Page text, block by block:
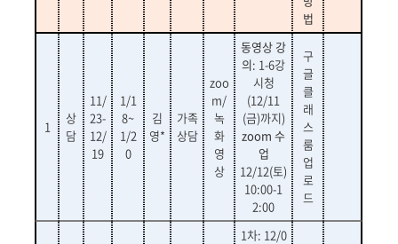
법
1
상
담
11/
23-
12/
19
1/1
8~
1/2
0
김
영*
가족
상담
zoo
m/
녹
화
영
상
동영상 강
의: 1-6강
시청
(12/11
(금)까지)
zoom수
업
12/12(토)
10:00-1
2:00
구
글
클
래
스
룸
업
로
드
1차: 12/0